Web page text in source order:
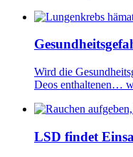
Wird die
Deos enthaltenen…
LSD findet